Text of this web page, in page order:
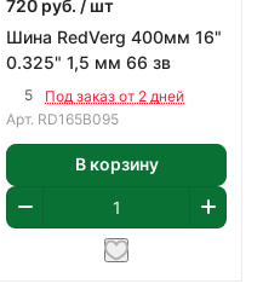
720 руб. / шт
Шина RedVerg 400мм 16"
0.325" 1,5 мм 66 зв
5
Под заказ от 2 дней
Арт. RD165B095
В корзину